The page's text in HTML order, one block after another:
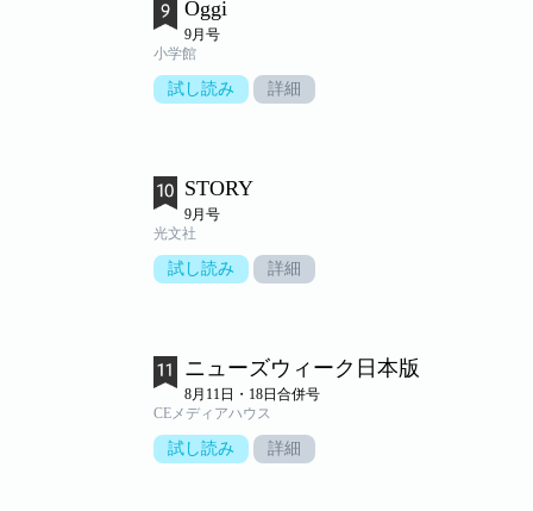
Oggi
9月号
小学館
試し読み 詳細
STORY
9月号
光文社
試し読み 詳細
ニューズウィーク日本版
8月11日・18日合併号
CEメディアハウス
試し読み 詳細